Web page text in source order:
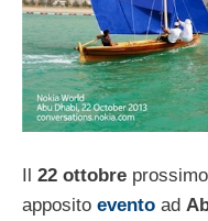
Il 22 ottobre prossimo
apposito evento ad